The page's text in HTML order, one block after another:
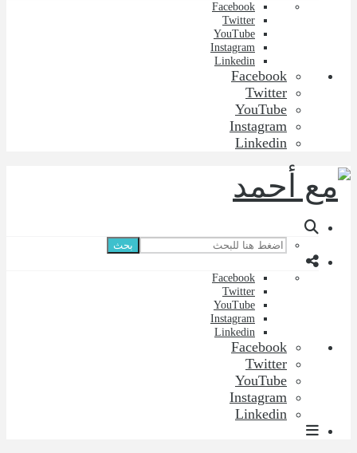
Facebook
Twitter
YouTube
Instagram
Linkedin
Facebook
Twitter
YouTube
Instagram
Linkedin
بحث
Facebook
Twitter
YouTube
Instagram
Linkedin
Facebook
Twitter
YouTube
Instagram
Linkedin